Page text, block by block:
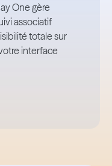
One gère
associatif
totale sur
interface